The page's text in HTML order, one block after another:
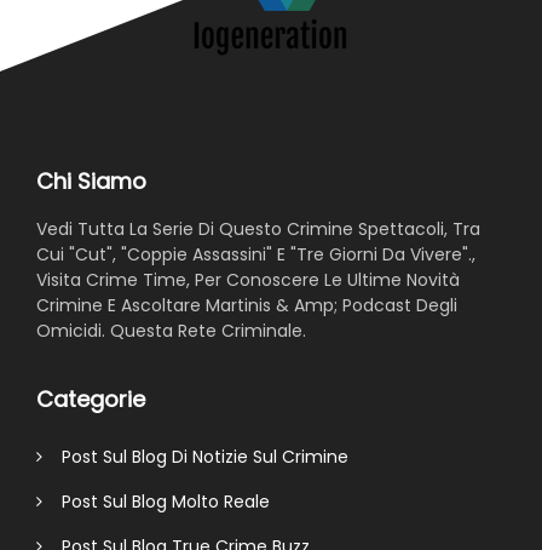
Chi Siamo
Vedi Tutta La Serie Di Questo Crimine Spettacoli, Tra
Cui "Cut", "Coppie Assassini" E "Tre Giorni Da Vivere".,
Visita Crime Time, Per Conoscere Le Ultime Novità
Crimine E Ascoltare Martinis & Amp; Podcast Degli
Omicidi. Questa Rete Criminale.
Categorie
Post Sul Blog Di Notizie Sul Crimine
Post Sul Blog Molto Reale